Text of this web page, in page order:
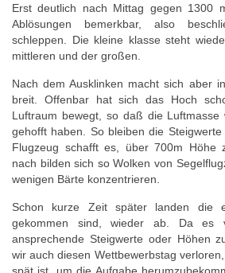
Erst deutlich nach Mittag gegen 1300
Ablösungen bemerkbar, also
schleppen. Die kleine klasse steht
mittleren und der großen.
Nach dem Ausklinken macht sich aber
breit. Offenbar hat sich das Hoch
Luftraum bewegt, so daß die
gehofft haben. So bleiben die
Flugzeug schafft es, über 700m Höhe
nach bilden sich so Wolken von
wenigen Bärte konzentrieren.
Schon kurze Zeit später landen die
gekommen sind, wieder ab. Da es
ansprechende Steigwerte oder Höhen
wir auch diesen Wettbewerbstag
spät ist, um die Aufgabe